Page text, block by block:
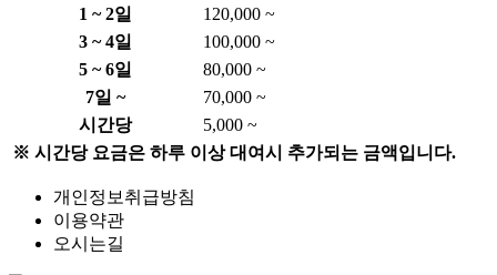
1 ~ 2일
120,000 ~
3 ~ 4일
100,000 ~
5 ~ 6일
80,000 ~
7일 ~
70,000 ~
시간당
5,000 ~
※ 시간당 요금은 하루 이상 대여시 추가되는 금액입니다.
개인정보취급방침
이용약관
오시는길